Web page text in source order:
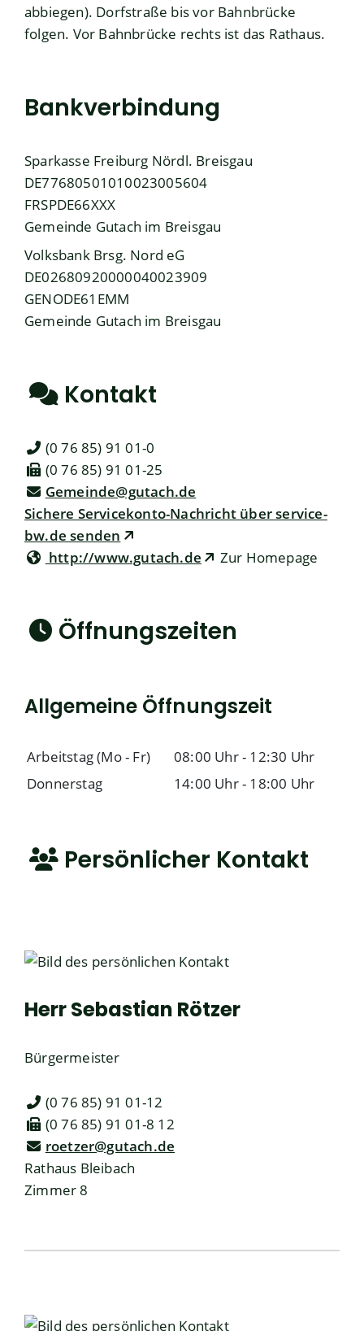
abbiegen). Dorfstraße bis vor Bahnbrücke
folgen. Vor Bahnbrücke rechts ist das Rathaus.
Bankverbindung
Sparkasse Freiburg Nördl. Breisgau
DE77680501010023005604
FRSPDE66XXX
Gemeinde Gutach im Breisgau
Volksbank Brsg. Nord eG
DE02680920000040023909
GENODE61EMM
Gemeinde Gutach im Breisgau
Kontakt
(0 76 85) 91 01-0
(0 76 85) 91 01-25
Gemeinde@gutach.de
Sichere Servicekonto-Nachricht über service-
bw.de senden
http://www.gutach.de
Zur Homepage
Öffnungszeiten
Allgemeine Öffnungszeit
Arbeitstag (Mo - Fr) 08:00 Uhr- 12:30 Uhr
Donnerstag
14:00 Uhr- 18:00 Uhr
Persönlicher Kontakt
HerrSebastian Rötzer
Bürgermeister
(0 76 85) 91 01-12
(0 76 85) 91 01-8 12
roetzer@gutach.de
Rathaus Bleibach
Zimmer 8